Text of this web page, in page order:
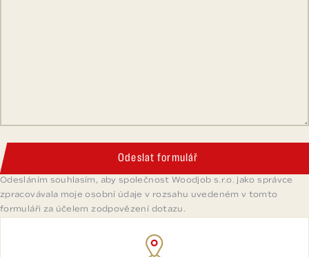
Odeslat formulář
Odesláním souhlasím, aby společnost Woodjob s.r.o. jako správce
zpracovávala moje osobní údaje v rozsahu uvedeném v tomto
formuláři za účelem zodpovězení dotazu.